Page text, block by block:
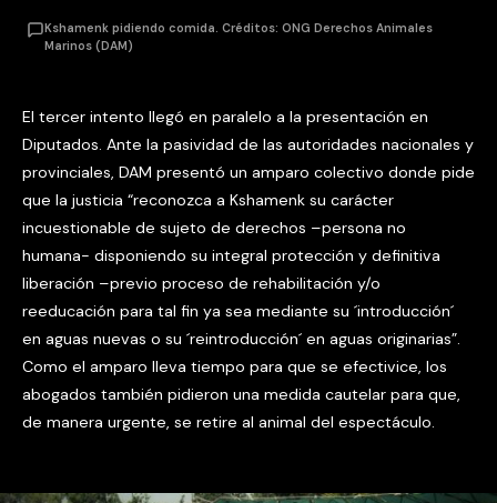
Kshamenk pidiendo comida. Créditos: ONG Derechos Animales
Marinos (DAM)
El tercer intento llegó en paralelo a la presentación en
Diputados. Ante la pasividad de las autoridades nacionales y
provinciales, DAM presentó un amparo colectivo donde pide
que la justicia “reconozca a Kshamenk su carácter
incuestionable de sujeto de derechos –persona no
humana- disponiendo su integral protección y definitiva
liberación –previo proceso de rehabilitación y/o
reeducación para tal fin ya sea mediante su ´introducción´
en aguas nuevas o su ´reintroducción´ en aguas originarias”.
Como el amparo lleva tiempo para que se efectivice, los
abogados también pidieron una medida cautelar para que,
de manera urgente, se retire al animal del espectáculo.